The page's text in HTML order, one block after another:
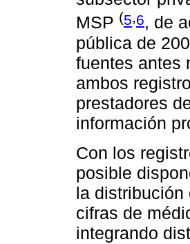
MSP (5,6, de
pública de
fuentes antes
ambos
prestadores
información
Con los
posible
la distribución
cifras de
integrando